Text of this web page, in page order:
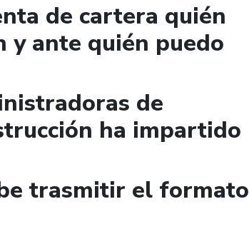
de cartera quién
ante quién puedo
de
ha impartido
trasmitir el formato